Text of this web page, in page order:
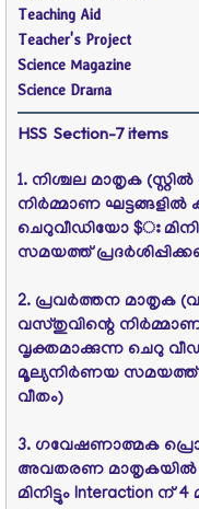
Teaching Aid
Teacher's Project
Science Magazine
Science Drama
HSS Section-7items
1. നിശ്ചല മാതൃക
നിര്‍മ്മാണ ഘട്ടങ്ങളില്‍
ചെറുവീഡിയോ $ഃ
സമയത്ത്‌
2. പ്രവര്‍ത്തന മാതൃക
വസ്തുവിന്റെ നിര്‍മ്മാണ
വൃക്തമാക്കുന്ന ചെറു
മൂല്യനിര്‍ണയ സമയത്ത്‌
വീതം)
3. ഗവേഷണാത്മക
അവതരണ മാതൃകയില്‍
മിനിട്ടും Interaction ന്‌